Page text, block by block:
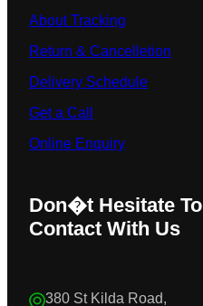
About Tracking
Return & Cancelletion
Delivery Schedule
Get a Call
Online Enquiry
Don�t Hesitate To
Contact With Us
380 St Kilda Road,